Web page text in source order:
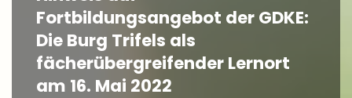
Fortbildungsangebot der GDKE:
Die Burg Trifels als
fächerübergreifender Lernort
am 16. Mai 2022